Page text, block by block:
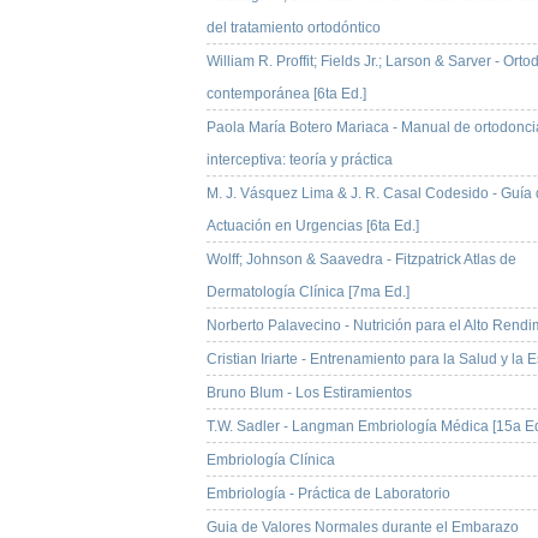
del tratamiento ortodóntico
William R. Proffit; Fields Jr.; Larson & Sarver -
contemporánea [6ta Ed.]
Paola María Botero Mariaca - Manual de
interceptiva: teoría y práctica
M. J. Vásquez Lima & J. R. Casal Codesido - Guía
Actuación en Urgencias [6ta Ed.]
Wolff; Johnson & Saavedra - Fitzpatrick Atlas de
Dermatología Clínica [7ma Ed.]
Norberto Palavecino - Nutrición para el Alto
Cristian Iriarte - Entrenamiento para la Salud y la
Bruno Blum - Los Estiramientos
T.W. Sadler - Langman Embriología Médica [15a
Embriología Clínica
Embriología - Práctica de Laboratorio
Guia de Valores Normales durante el Embarazo